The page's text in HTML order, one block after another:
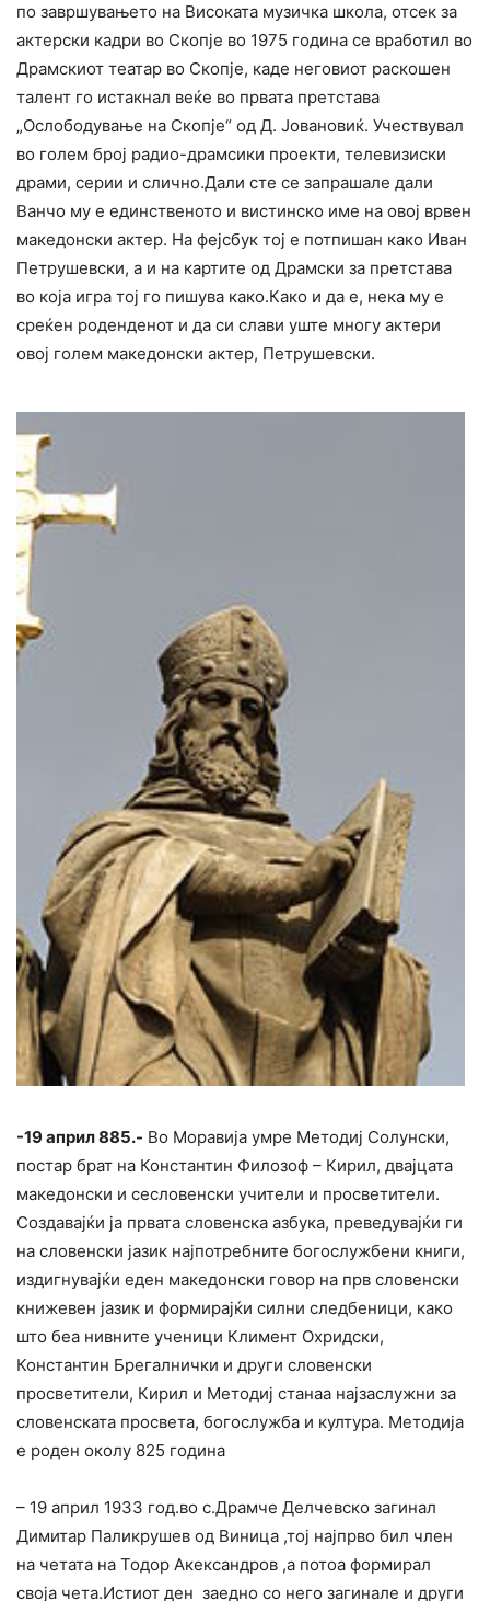
по завршувањето на Високата музичка школа, отсек за
актерски кадри во Скопје во 1975 година се вработил во
Драмскиот театар во Скопје, каде неговиот раскошен
талент го истакнал веќе во првата претстава
„Ослободување на Скопје“ од Д. Јовановиќ. Учествувал
во голем број радио-драмсики проекти, телевизиски
драми, серии и слично.Дали сте се запрашале дали
Ванчо му е единственото и вистинско име на овој врвен
македонски актер. На фејсбук тој е потпишан како Иван
Петрушевски, а и на картите од Драмски за претстава
во која игра тој го пишува како.Како и да е, нека му е
среќен роденденот и да си слави уште многу актери
овој голем македонски актер, Петрушевски.
-19 април 885.- Во Моравија умре Методиј Солунски,
постар брат на Константин Филозоф – Кирил, двајцата
македонски и сесловенски учители и просветители.
Создавајќи ја првата словенска азбука, преведувајќи ги
на словенски јазик најпотребните богослужбени книги,
издигнувајќи еден македонски говор на прв словенски
книжевен јазик и формирајќи силни следбеници, како
што беа нивните ученици Климент Охридски,
Константин Брегалнички и други словенски
просветители, Кирил и Методиј станаа најзаслужни за
словенската просвета, богослужба и култура. Методија
е роден околу 825 година
– 19 април 1933 год.во с.Драмче Делчевско загинал
Димитар Паликрушев од Виница ,тој најпрво бил член
на четата на Тодор Акександров ,а потоа формирал
своја чета.Истиот ден заедно со него загинале и други